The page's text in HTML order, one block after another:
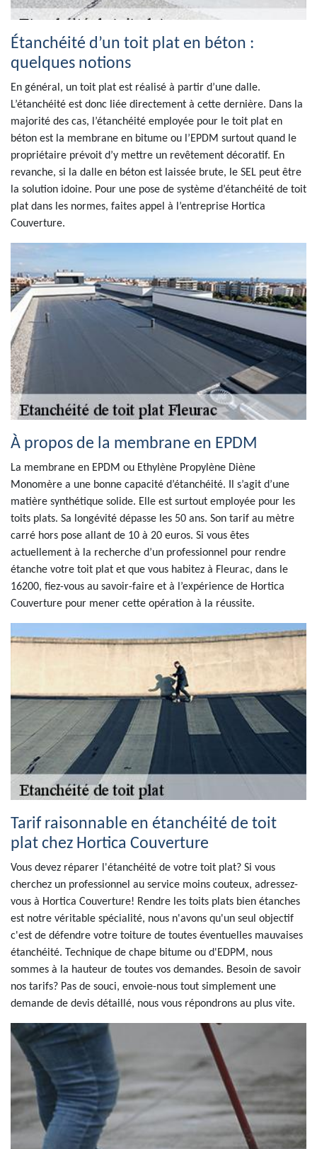
Étanchéité d’un toit plat en béton :
quelques notions
En général, un toit plat est réalisé à partir d’une dalle.
L’étanchéité est donc liée directement à cette dernière. Dans la
majorité des cas, l’étanchéité employée pour le toit plat en
béton est la membrane en bitume ou l’EPDM surtout quand le
propriétaire prévoit d’y mettre un revêtement décoratif. En
revanche, si la dalle en béton est laissée brute, le SEL peut être
la solution idoine. Pour une pose de système d’étanchéité de toit
plat dans les normes, faites appel à l’entreprise Hortica
Couverture.
À propos de la membrane en EPDM
La membrane en EPDM ou Ethylène Propylène Diène
Monomère a une bonne capacité d’étanchéité. Il s’agit d’une
matière synthétique solide. Elle est surtout employée pour les
toits plats. Sa longévité dépasse les 50 ans. Son tarif au mètre
carré hors pose allant de 10 à 20 euros. Si vous êtes
actuellement à la recherche d’un professionnel pour rendre
étanche votre toit plat et que vous habitez à Fleurac, dans le
16200, fiez-vous au savoir-faire et à l’expérience de Hortica
Couverture pour mener cette opération à la réussite.
Tarif raisonnable en étanchéité de toit
plat chez Hortica Couverture
Vous devez réparer l'étanchéité de votre toit plat? Si vous
cherchez un professionnel au service moins couteux, adressez-
vous à Hortica Couverture! Rendre les toits plats bien étanches
est notre véritable spécialité, nous n'avons qu'un seul objectif
c'est de défendre votre toiture de toutes éventuelles mauvaises
étanchéité. Technique de chape bitume ou d'EDPM, nous
sommes à la hauteur de toutes vos demandes. Besoin de savoir
nos tarifs? Pas de souci, envoie-nous tout simplement une
demande de devis détaillé, nous vous répondrons au plus vite.